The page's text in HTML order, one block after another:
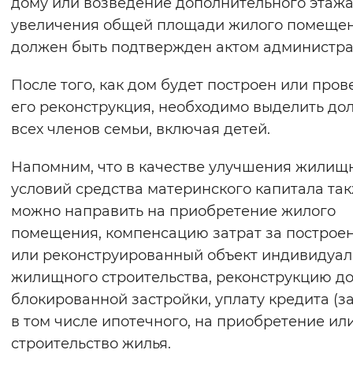
увеличения общей площади жилого
должен быть подтвержден актом
После того, как дом будет построен или
его реконструкция, необходимо выделить
всех членов семьи, включая детей.
Напомним, что в качестве улучшения
условий средства материнского капитала
можно направить на приобретение жилого
помещения, компенсацию затрат за
или реконструированный объект
жилищного строительства, реконструкцию
блокированной застройки, уплату кредита
в том числе ипотечного, на приобретение
строительство жилья.